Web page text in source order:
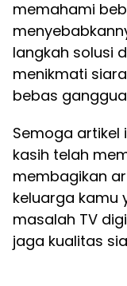
memahami
langkah solusi
menikmati
bebas
Semoga
kasih telah
membagikan
keluarga kamu
masalah TV
jaga kualitas